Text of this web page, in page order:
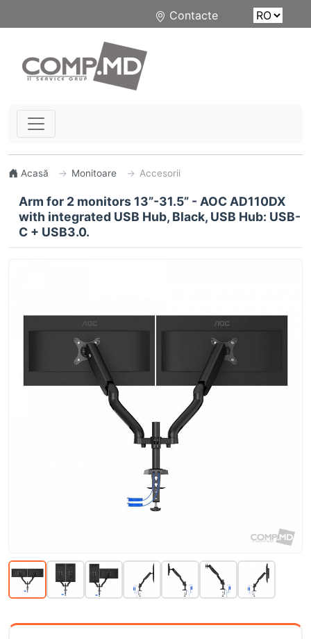
Contacte
Acasă Monitoare Accesorii
Arm for 2 monitors 13”-31.5” - AOC AD110DX
with integrated USB Hub, Black, USB Hub: USB-
C + USB3.0.